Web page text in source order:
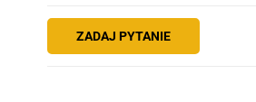
ZADAJ PYTANIE